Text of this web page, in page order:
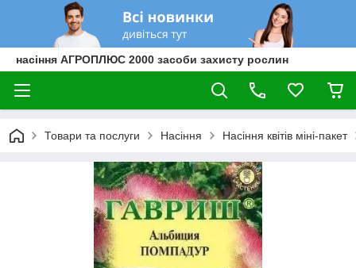
насіння АГРОПЛЮС 2000 засоби захисту рослин
Товари та послуги Насіння Насіння квітів міні-пакет